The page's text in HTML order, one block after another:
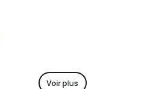
Voir plus